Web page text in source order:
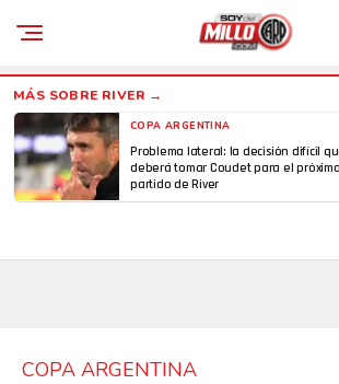
COPA ARGENTINA
Problema lateral: la decisión difícil
deberá tomar Coudet para el próximo
partido de River
COPA ARGENTINA